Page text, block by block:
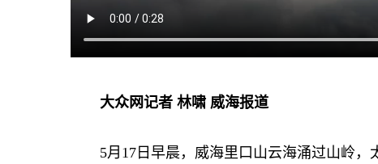
大众网记者 林啸 威海报道
5月17日早晨，威海里口山云海涌过山岭，